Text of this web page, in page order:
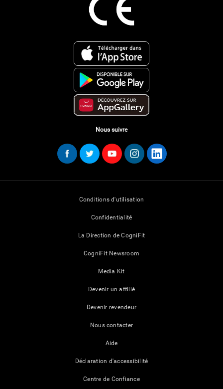
Nous suivre
Conditions d'utilisation
Confidentialité
La Direction de CogniFit
CogniFit Newsroom
Media Kit
Devenir un affilié
Devenir revendeur
Nous contacter
Aide
Déclaration d'accessibilité
Centre de Confiance